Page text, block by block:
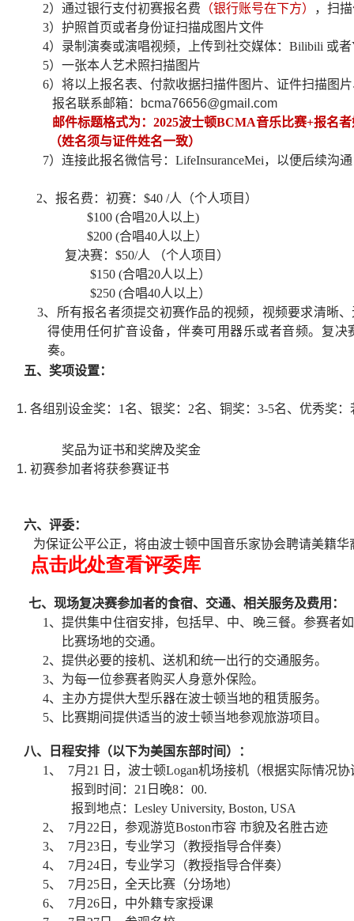
2）通过银行支付初赛报名费 （银行账号在下方）
，扫
3）护照首页或者身份证扫描成图片文件
4）录制演奏或演唱视频，上传到社交媒体： Bilibili 或者
5）一张本人艺术照扫描图片
6）将以上报名表、付款收据扫描件图片、证件扫描图
报名联系邮箱：
bcma76656@gmail.com
邮件标题格式为： 2025波士顿BCMA音乐比赛+报名
（姓名须与证件姓名一致）
7）连接此报名微信号： LifeInsuranceMei，以便后续沟通
2、报名费：初赛： $40 /人（个人项目）
$100 (合唱20人以上)
$200 (合唱40人以上）
复决赛： $50/人 （个人项目）
$150 (合唱20人以上）
$250 (合唱40人以上）
3、所有报名者须提交初赛作品的视频，视频要求清晰
得使用任何扩音设备，伴奏可用器乐或者音频。复
奏。
五、奖项设置：
各组别设金奖： 1 名、银奖： 2名、铜奖： 3-5名、优秀奖：
奖品为证书和奖牌及奖金
初赛参加者将获参赛证书
六、评委：
为保证公平公正，将由波士顿中国音乐家协会聘请美籍
点击此处查看评委库
七、现场复决赛参加者的食宿、交通、相关服务及费用：
1 、提供集中住宿安排，包括早、中、晚三餐。参赛者
比赛场地的交通。
2、提供必要的接机、送机和统一出行的交通服务。
3、为每一位参赛者购买人身意外保险。
4、主办方提供大型乐器在波士顿当地的租赁服务。
5、比赛期间提供适当的波士顿当地参观旅游项目。
八、日程安排（以下为美国东部时间）：
1 、 7月 21 日，波士顿Logan机场接机（根据实际情况
报到时间： 21 日晚8： 00.
报到地点： Lesley University, Boston, USA
2、 7月 22 日，参观游览Boston市容 市貌及名胜古迹
3、 7月 23 日，专业学习（教授指导合伴奏）
4、 7月 24 日，专业学习（教授指导合伴奏）
5、 7月 25 日，全天比赛（分场地）
6、 7月 26 日，中外籍专家授课